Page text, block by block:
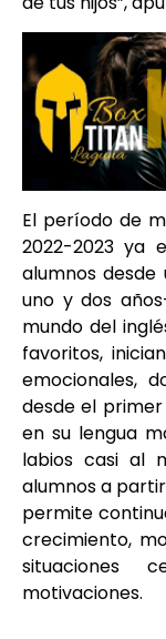
El período de
2022-2023 ya
alumnos
uno y dos
mundo del
favoritos,
emocionales,
desde el
en su lengua
labios casi al
alumnos a
permite
crecimiento,
situaciones
motivaciones.